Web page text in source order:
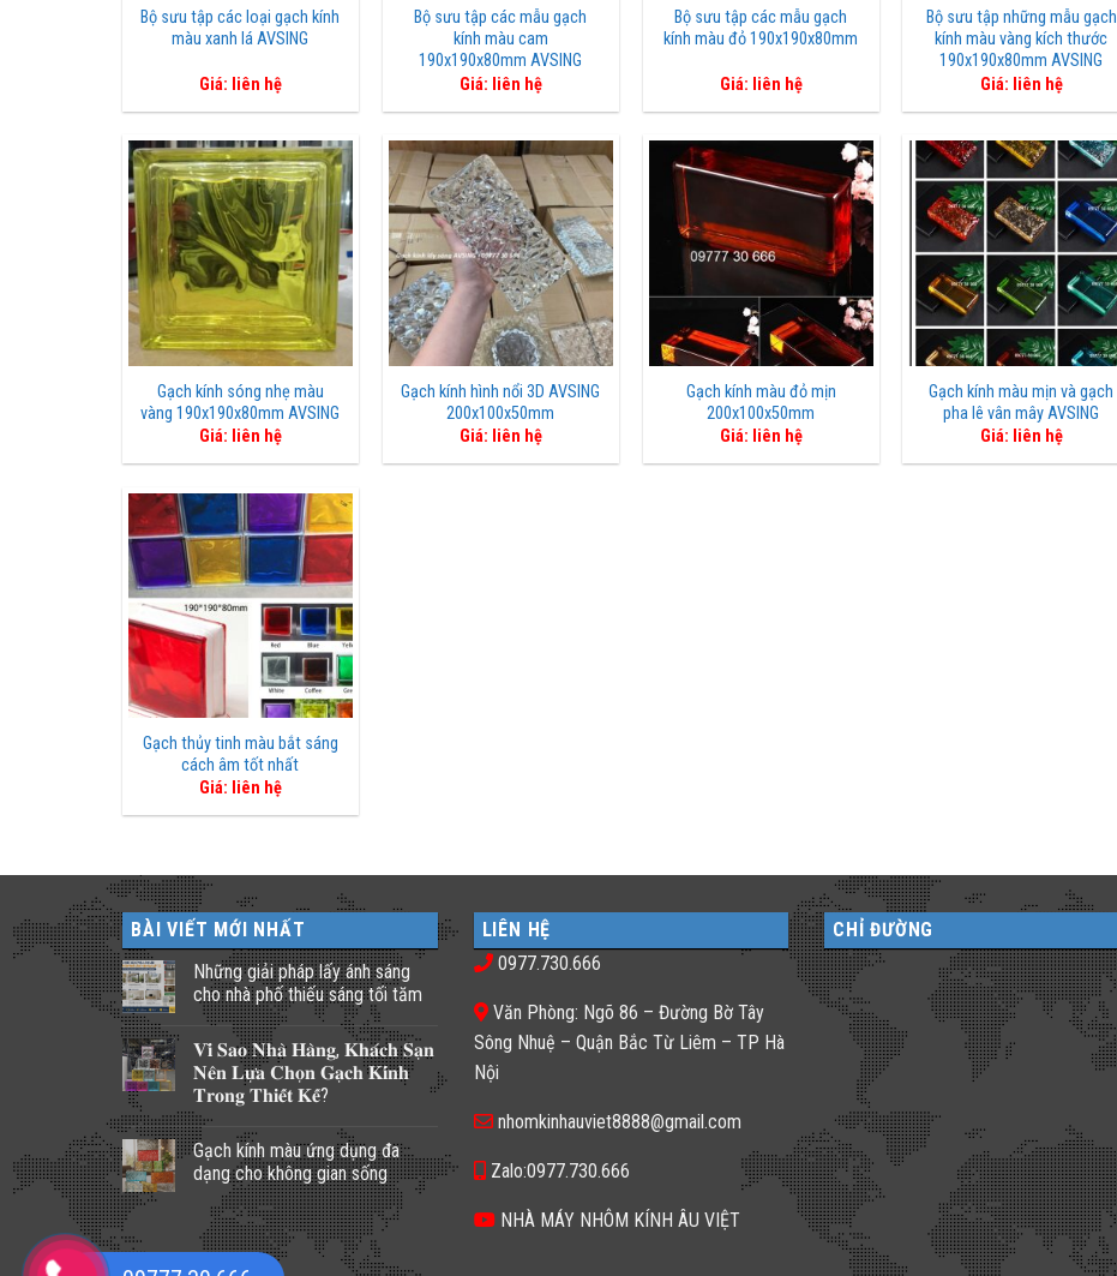
Bộ sưu tập các loại gạch kính
màu xanh lá AVSING
Giá: liên hệ
Bộ sưu tập các mẫu gạch
kính màu cam
190x190x80mm AVSING
Giá: liên hệ
Bộ sưu tập các mẫu gạch
kính màu đỏ 190x190x80mm
Giá: liên hệ
Bộ sưu tập những mẫu gạch
kính màu vàng kích thước
190x190x80mm AVSING
Giá: liên hệ
Gạch kính sóng nhẹ màu
vàng 190x190x80mm AVSING
Giá: liên hệ
Gạch kính hình nổi 3D AVSING
200x100x50mm
Giá: liên hệ
Gạch kính màu đỏ mịn
200x100x50mm
Giá: liên hệ
Gạch kính màu mịn và gạch
pha lê vân mây AVSING
Giá: liên hệ
Gạch thủy tinh màu bắt sáng
cách âm tốt nhất
Giá: liên hệ
BÀI VIẾT MỚI NHẤT
Những giải pháp lấy ánh sáng
cho nhà phố thiếu sáng tối tăm
Không
bình
luận
ở
Những
giải
pháp
lấy
ánh
sáng
nhà
phố
thiếu
sáng
tối
𝐕𝐢̀ 𝐒𝐚𝐨 𝐍𝐡𝐚̀ 𝐇𝐚̀𝐧𝐠, 𝐊𝐡𝐚́𝐜𝐡 𝐒𝐚̣𝐧
𝐍𝐞̂𝐧 𝐋𝐮̛̣𝐚 𝐂𝐡𝐨̣𝐧 𝐆𝐚̣𝐜𝐡 𝐊𝐢́𝐧𝐡
𝐓𝐫𝐨𝐧𝐠 𝐓𝐡𝐢𝐞̂́𝐭 𝐊𝐞̂́?
Không
có
bình
luận
ở
𝐒𝐚𝐨
𝐍𝐡𝐚̀
𝐇𝐚̀𝐧𝐠,
Gạch kính màu ứng dụng đa
dạng cho không gian sống
Không
bình
luận
LIÊN HỆ
0977.730.666
Văn Phòng: Ngõ 86 – Đường Bờ Tây
Sông Nhuệ – Quận Bắc Từ Liêm – TP Hà
Nội
nhomkinhauviet8888@gmail.com
Zalo:0977.730.666
NHÀ MÁY NHÔM KÍNH ÂU VIỆT
CHỈ ĐƯỜNG